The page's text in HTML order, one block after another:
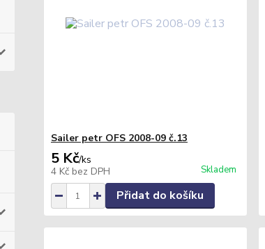
Sailer petr OFS 2008-09 č.13
5 Kč/ks
4 Kč bez DPH Skladem
Přidat do košíku